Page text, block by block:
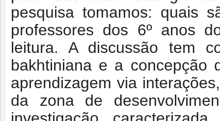
pesquisa tomamos: quais
professores dos 6º anos
leitura. A discussão tem
bakhtiniana e a concepção
aprendizagem via
da zona de